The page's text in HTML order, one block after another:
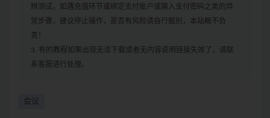
辨测试，如遇充值环节或绑定支付账户或输入支付密码之类的异
常步骤，建议停止操作，是否有风险请自行甄别，本站概不负
责！
3. 有的教程如果出现无法下载或者无内容说明链接失效了，请联
系客服进行处理。
会议